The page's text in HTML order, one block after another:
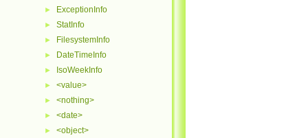
► ExceptionInfo
► StatInfo
► FilesystemInfo
► DateTimeInfo
► IsoWeekInfo
► <value>
► <nothing>
► <date>
► <object>